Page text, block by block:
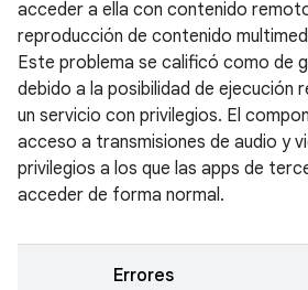
acceder a ella con contenido
reproducción de contenido
Este problema se calificó como de
debido a la posibilidad de ejecución
un servicio con privilegios. El
acceso a transmisiones de audio y
privilegios a los que las apps de
acceder de forma normal.
Errores